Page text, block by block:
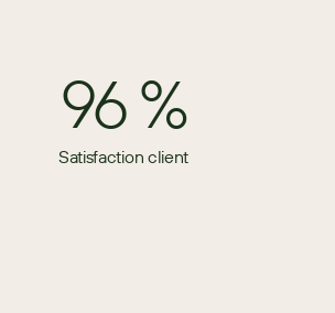
96 %
Satisfaction client